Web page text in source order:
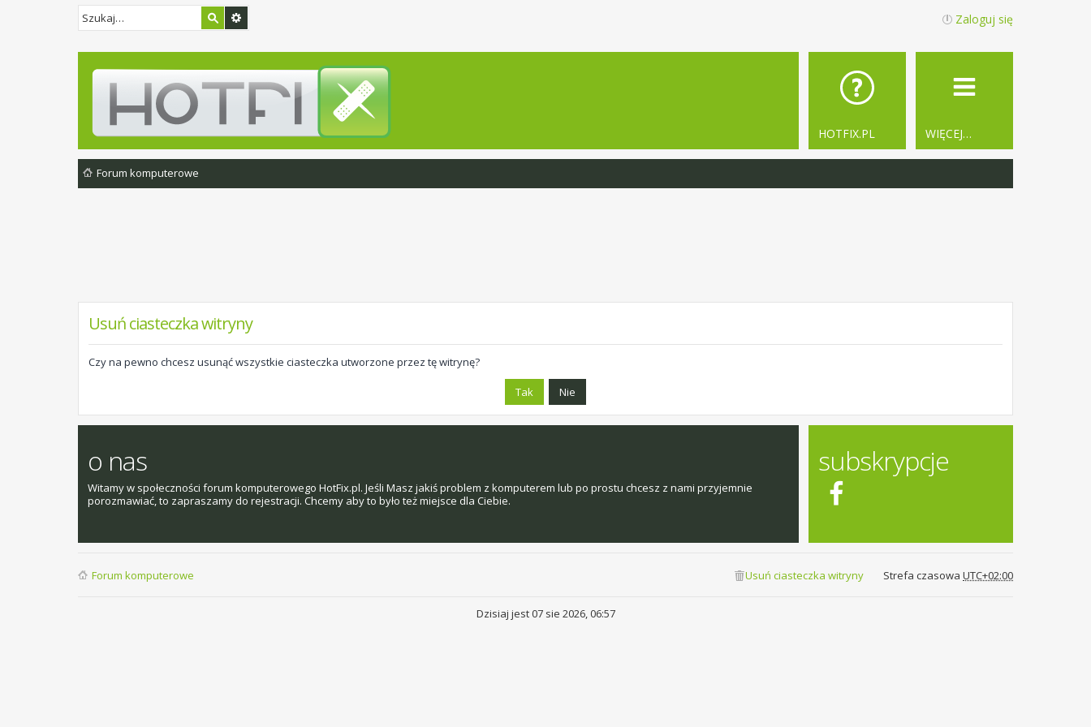
Zaloguj się
WIĘCEJ…
HOTFIX.PL
Forum komputerowe
Usuń ciasteczka witryny
Czy na pewno chcesz usunąć wszystkie ciasteczka utworzone przez tę witrynę?
o nas
Witamy w społeczności forum komputerowego HotFix.pl. Jeśli Masz jakiś problem z komputerem lub po prostu chcesz z nami przyjemnie
porozmawiać, to zapraszamy do rejestracji. Chcemy aby to było też miejsce dla Ciebie.
subskrypcje
Forum komputerowe Strefa czasowa UTC+02:00
Usuń ciasteczka witryny
Dzisiaj jest 07 sie 2026, 06:57